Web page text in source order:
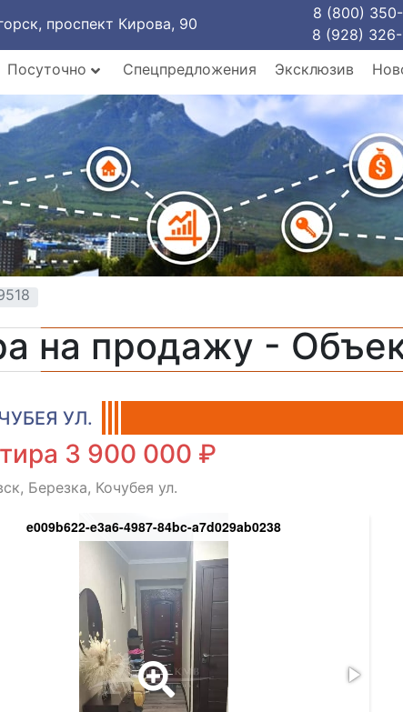
проспект Кирова, 90
8 (800)
8 (928)
Посуточно Спецпредложения Эксклюзив
на продажу -
УЛ.
3 900 000 ₽
Березка, Кочубея ул.
e009b622-e3a6-4987-84bc-a7d029ab0238